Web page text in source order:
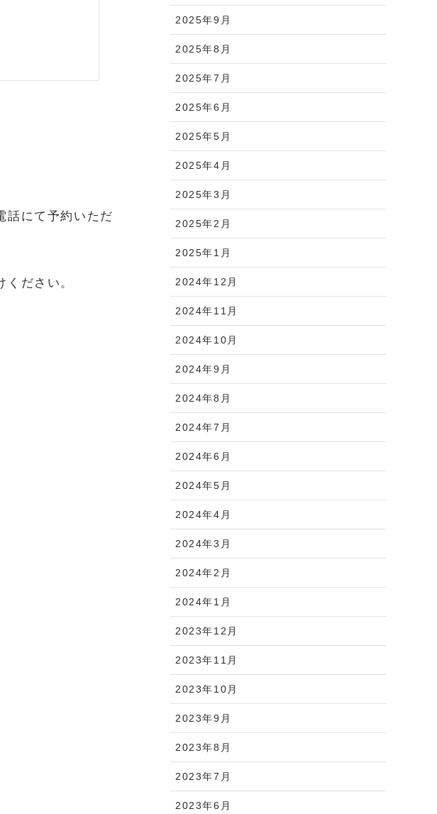
話にて予約いただ
ださい。
2025年9月
2025年8月
2025年7月
2025年6月
2025年5月
2025年4月
2025年3月
2025年2月
2025年1月
2024年12月
2024年11月
2024年10月
2024年9月
2024年8月
2024年7月
2024年6月
2024年5月
2024年4月
2024年3月
2024年2月
2024年1月
2023年12月
2023年11月
2023年10月
2023年9月
2023年8月
2023年7月
2023年6月